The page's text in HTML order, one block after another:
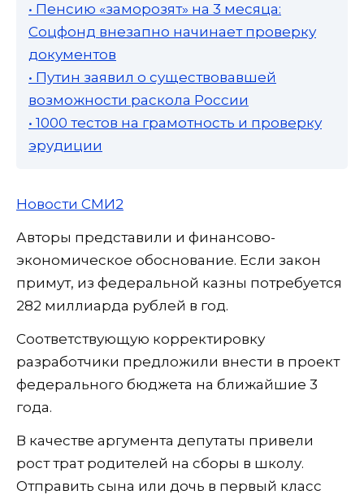
• Пенсию «заморозят» на 3 месяца:
Соцфонд внезапно начинает проверку
документов
• Путин заявил о существовавшей
возможности раскола России
• 1000 тестов на грамотность и проверку
эрудиции
Новости СМИ2
Авторы представили и финансово-
экономическое обоснование. Если закон
примут, из федеральной казны потребуется
282 миллиарда рублей в год.
Соответствующую корректировку
разработчики предложили внести в проект
федерального бюджета на ближайшие 3
года.
В качестве аргумента депутаты привели
рост трат родителей на сборы в школу.
Отправить сына или дочь в первый класс